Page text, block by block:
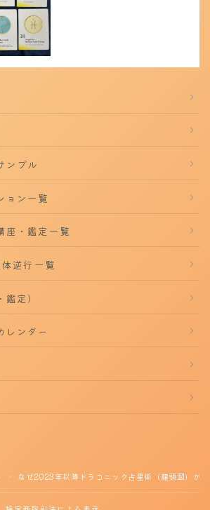
ンプル
ョン一覧
座・鑑定一覧
逆行一覧
定）
レンダー
＞ なぜ2023年以降ドラコニック占星術（龍頭図）